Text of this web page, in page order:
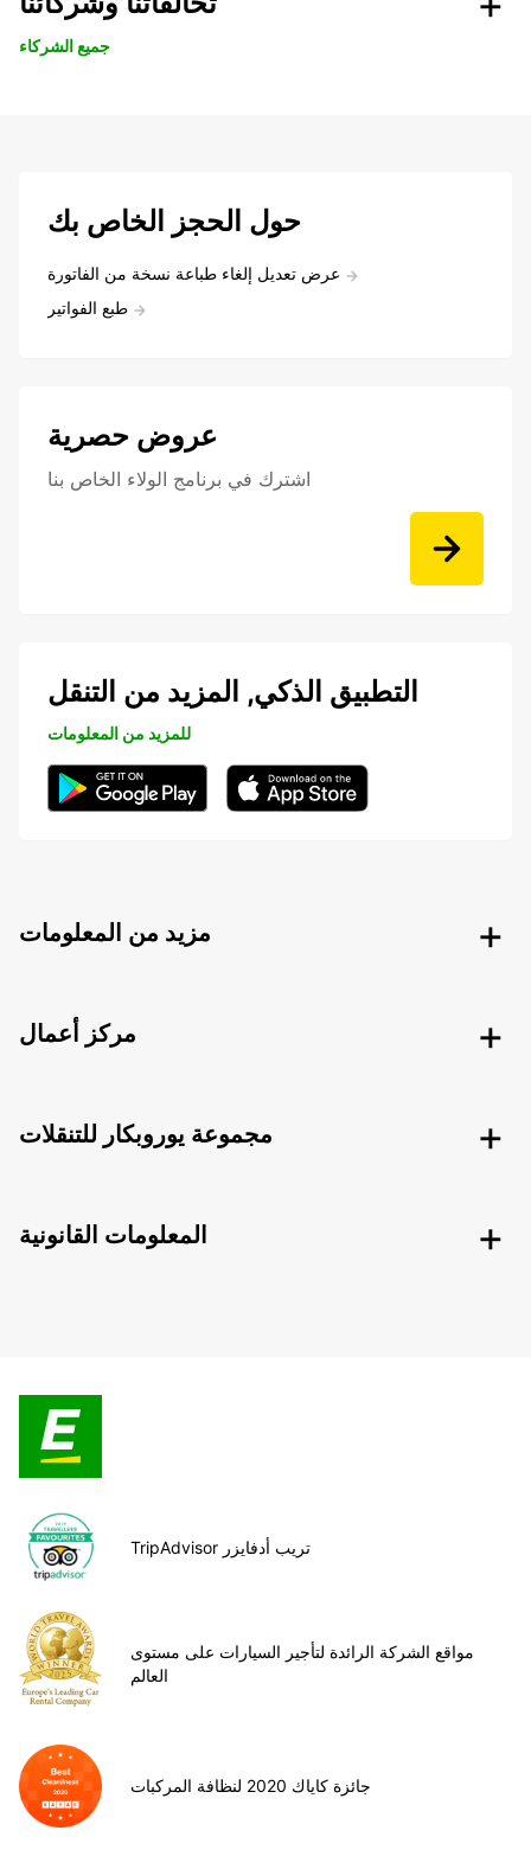
جميع الشركاء
حول الحجز الخاص بك
عرض تعديل إلغاء طباعة نسخة من الفاتورة
طبع الفواتير
عروض حصرية
اشترك في برنامج الولاء الخاص بنا
التطبيق الذكي, المزيد من التنقل
للمزيد من المعلومات
مزيد من المعلومات
مركز أعمال
مجموعة يوروبكار للتنقلات
المعلومات القانونية
TripAdvisor تريب أدفايزر
مواقع الشركة الرائدة لتأجير السيارات على مستوى
العالم
جائزة كاياك 2020 لنظافة المركبات